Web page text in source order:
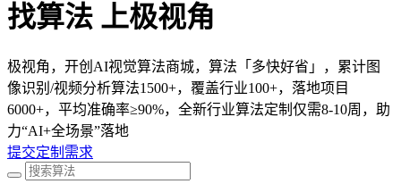
找算法 上极视角
极视角，开创AI视觉算法商城，算法「多快好省」，累计图
像识别/视频分析算法1500+，覆盖行业100+，落地项目
6000+，平均准确率≥90%，全新行业算法定制仅需8-10周，助
力“AI+全场景”落地
提交定制需求